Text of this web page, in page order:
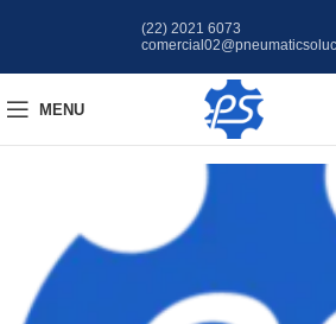
(22) 2021 6073
MENU